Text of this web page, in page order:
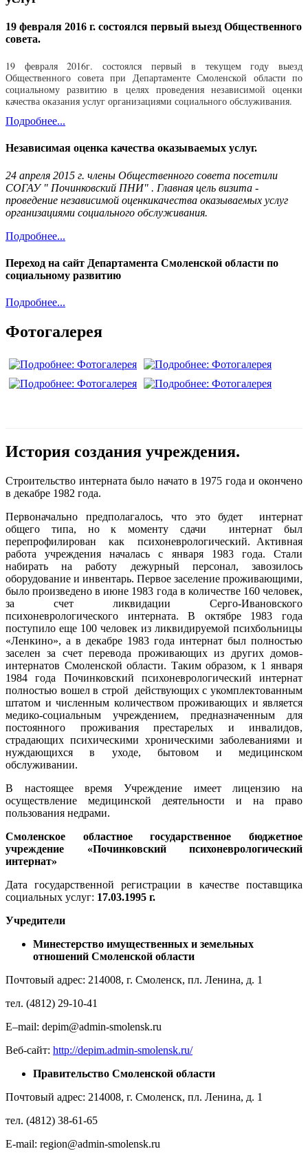
19 февраля 2016 г. состоялся первый выезд Общественного
совета.
19 февраля 2016г. состоялся первый в текущем году выезд
Общественного совета при Департаменте Смоленской области по
социальному развитию в целях проведения независимой оценки
качества оказания услуг организациями социального обслуживания.
Подробнее...
Независимая оценка качества оказываемых услуг.
24 апреля 2015 г. члены Общественного совета посетили
СОГАУ " Починковский ПНИ" . Главная цель визита -
проведение независимой оценкикачества оказываемых услуг
организациями социального обслуживания.
Подробнее...
Переход на сайт Департамента Смоленской области по
социальному развитию
Подробнее...
Фотогалерея
История создания учреждения.
Строительство интерната было начато в 1975 года и окончено
в декабре 1982 года.
Первоначально предполагалось, что это будет интернат
общего типа, но к моменту сдачи интернат был
перепрофилирован как психоневрологический. Активная
работа учреждения началась с января 1983 года. Стали
набирать на работу дежурный персонал, завозилось
оборудование и инвентарь. Первое заселение проживающими,
было произведено в июне 1983 года в количестве 160 человек,
за счет ликвидации Серго-Ивановского
психоневрологического интерната. В октябре 1983 года
поступило еще 100 человек из ликвидируемой психбольницы
«Ленкино», а в декабре 1983 года интернат был полностью
заселен за счет перевода проживающих из других домов-
интернатов Смоленской области. Таким образом, к 1 января
1984 года Починковский психоневрологический интернат
полностью вошел в строй действующих с укомплектованным
штатом и численным количеством проживающих и является
медико-социальным учреждением, предназначенным для
постоянного проживания престарелых и инвалидов,
страдающих психическими хроническими заболеваниями и
нуждающихся в уходе, бытовом и медицинском
обслуживании.
В настоящее время Учреждение имеет лицензию на
осуществление медицинской деятельности и на право
пользования недрами.
Смоленское областное государственное бюджетное
учреждение «Починковский психоневрологический
интернат»
Дата государственной регистрации в качестве поставщика
социальных услуг: 17.03.1995 г.
Учредители
Минестерство имущественных и земельных
отношений Смоленской области
Почтовый адрес: 214008, г. Смоленск, пл. Ленина, д. 1
тел. (4812) 29-10-41
E–mail: depim@admin-smolensk.ru
Веб-сайт: http://depim.admin-smolensk.ru/
Правительство Смоленской области
Почтовый адрес: 214008, г. Смоленск, пл. Ленина, д. 1
тел. (4812) 38-61-65
E-mail: region@admin-smolensk.ru